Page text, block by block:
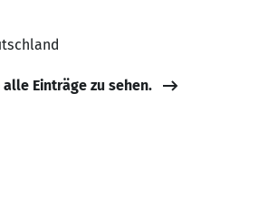
alle Einträge zu sehen.